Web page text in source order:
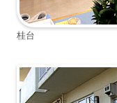
桂台